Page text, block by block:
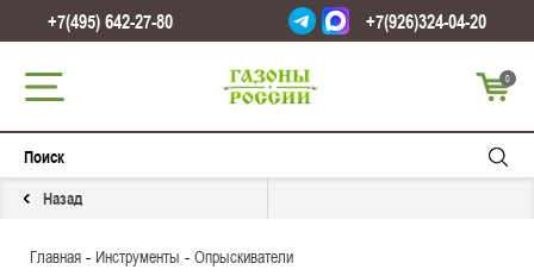
+7(495) 642-27-80 +7(926)324-04-20
0
Назад
Главная - Инструменты - Опрыскиватели